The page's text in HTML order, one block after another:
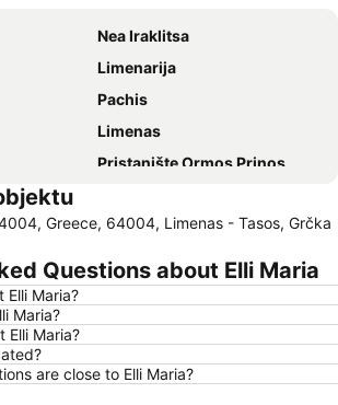
Nea Iraklitsa
Limenarija
Pachis
Limenas
Pristanište Ormos Prinos
Plaža Pefkari
Nea Peramos
Plaža Perigiali
Traditional Settlement of Panagia
Limenas Port
Greece, 64004, Limenas - Tasos, Grčka
Questions about Elli Maria
Elli Maria?
Maria?
Elli Maria?
are close to Elli Maria?